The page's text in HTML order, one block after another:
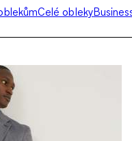
Celé obleky